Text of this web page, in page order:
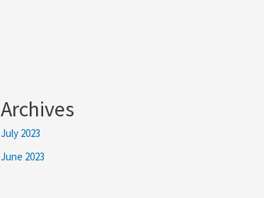
Archives
July 2023
June 2023